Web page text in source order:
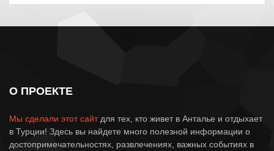
О ПРОЕКТЕ
Мы сделали этот сайтдля тех, кто живет в Анталье и отдыхает
в Турции! Здесь вы найдете много полезной информации о
достопримечательностях, развлечениях, важных событиях в